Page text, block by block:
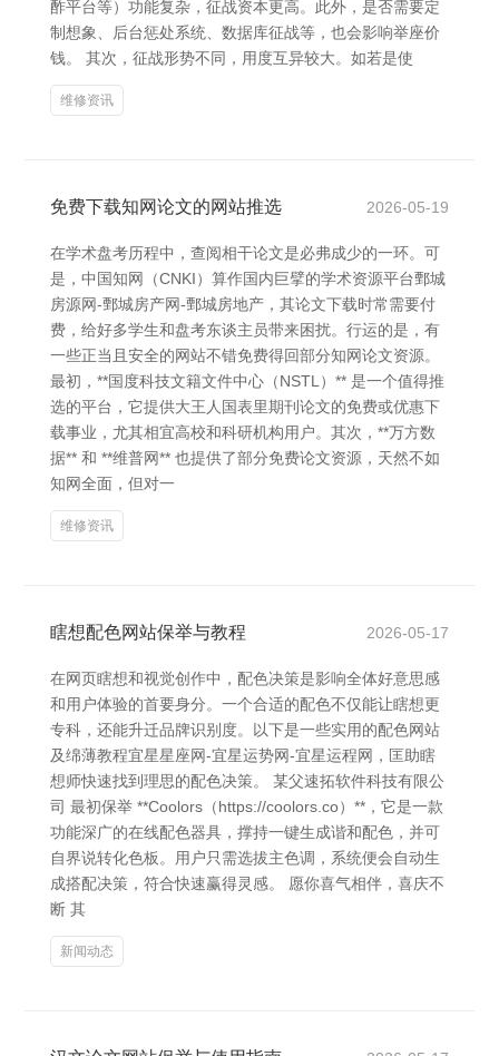
酢平台等）功能复杂，征战资本更高。此外，是否需要定
制想象、后台惩处系统、数据库征战等，也会影响举座价
钱。 其次，征战形势不同，用度互异较大。如若是使
维修资讯
免费下载知网论文的网站推选 2026-05-19
在学术盘考历程中，查阅相干论文是必弗成少的一环。可
是，中国知网（CNKI）算作国内巨擘的学术资源平台鄄城
房源网-鄄城房产网-鄄城房地产，其论文下载时常需要付
费，给好多学生和盘考东谈主员带来困扰。行运的是，有
一些正当且安全的网站不错免费得回部分知网论文资源。
最初，**国度科技文籍文件中心（NSTL）** 是一个值得推
选的平台，它提供大王人国表里期刊论文的免费或优惠下
载事业，尤其相宜高校和科研机构用户。其次，**万方数
据** 和 **维普网** 也提供了部分免费论文资源，天然不如
知网全面，但对一
维修资讯
瞎想配色网站保举与教程 2026-05-17
在网页瞎想和视觉创作中，配色决策是影响全体好意思感
和用户体验的首要身分。一个合适的配色不仅能让瞎想更
专科，还能升迁品牌识别度。以下是一些实用的配色网站
及绵薄教程宜星星座网-宜星运势网-宜星运程网，匡助瞎
想师快速找到理思的配色决策。 某父速拓软件科技有限公
司 最初保举 **Coolors（https://coolors.co）**，它是一款
功能深广的在线配色器具，撑持一键生成谐和配色，并可
自界说转化色板。用户只需选拔主色调，系统便会自动生
成搭配决策，符合快速赢得灵感。 愿你喜气相伴，喜庆不
断 其
新闻动态